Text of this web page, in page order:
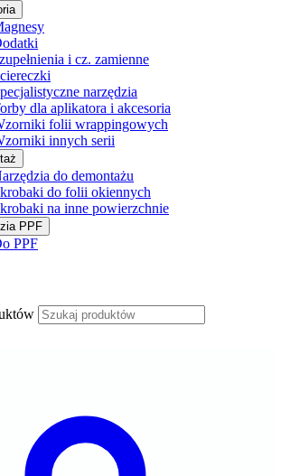
i cz. zamienne
narzędzia
dla aplikatora i akcesoria
folii wrappingowych
innych serii
do demontażu
do folii okiennych
na inne powierzchnie
PPF
PPF